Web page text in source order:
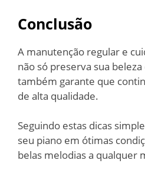
Conclusão
A manutenção regular e
não só preserva sua
também garante que
de alta qualidade.
Seguindo estas dicas
seu piano em ótimas
belas melodias a qualquer